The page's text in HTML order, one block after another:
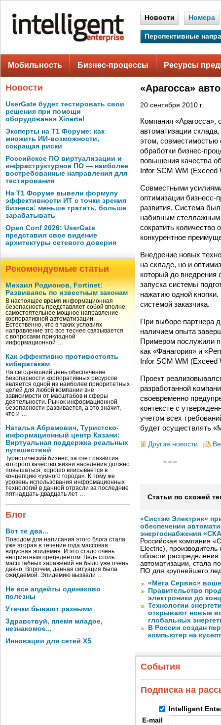
Новости Номера
Перспективные
Мобильность Бизнес-процессы Ресурсы
Новости
UserGate будет тестировать свои
решения при помощи
оборудования Xinertel
Эксперты на Т1 Форуме: как
множить ИИ-возможности,
сокращая риски
Российское ПО виртуализации и
инфраструктурное ПО — наиболее
востребованные направления для
тестирования
На Т1 Форуме вывели формулу
эффективности ИТ с точки зрения
бизнеса: меньше тратить, больше
зарабатывать
Open Conf 2026: UserGate
представил свое видение
архитектуры сетевого доверия
Рекомендуемые статьи
Михаил Родионов, Fortinet:
Развиваясь по известным законам
В настоящее время информационная
безопасность представляет собой вполне
самостоятельное мощное направление
корпоративной автоматизации.
Естественно, что в таких условиях
направление это все теснее связывается
с вопросами прикладной
информационной …
Как эффективно противостоять
кибератакам
На сегодняшний день обеспечение
безопасности корпоративных ресурсов
является одной из наиболее приоритетных
целей для любой компании вне
зависимости от масштабов и сферы
деятельности. Рынок информационной
безопасности развивается, а это значит,
что и …
Наталья Абрамович, Туристско-
информационный центр Казани:
Виртуальная поддержка реальных
путешествий
Туристический бизнес, за счет развития
которого качество жизни населения должно
повышаться, хорошо вписывается в
концепцию «умного города». К тому же
уровень использования информационных
технологий в данной отрасли за последние
пятнадцать-двадцать лет …
Блог
Вот те два...
Поводом для написания этого блога стала
уже вторая в течение года массовая
вирусная эпидемия. И это стало очень
неприятным прецедентом. Ведь столь
масштабных заражений не было уже очень
давно. Впрочем, данная ситуация была
ожидаемой. Эпидемию вызвали …
Не все апдейты одинаково
полезны
Утечки бывают разными
Здравствуй, племя младое,
незнакомое...
Инновации для сетей X5
«Арагосса»
20 сентября 2010 г.
Компания «Арагосса»,
автоматизации
этом, совместимостью
обработки бизнес-
повышения качества
Infor SCM WM (Exceed
Совместными
оптимизации бизнесс-
развития. Система
набивным стеллажным
сократить количество
конкурентное
Внедрение новых
на складе, но и
который до внедрения
запуска системы
нажатию одной
системой заказчика.
При выборе партнера
наличием опыта
Примером послужили
как «Фанагория» и
Infor SCM WM (Exceed
Проект
разработанной
своевременно
контексте с
учетом всех
будет осуществлять
Другие новости
Статьи по схожей
«Систэм Электрик»
обеспечении
энергоснабжения
Российская компания
Electric),
области распределения
автоматизации, стала
ПО для крупнейшего
«Мега Сервис»
Правительство
электроники до
Технологии
открывают новые
глобальных
В России создан
компьютер на
События
Подписка на
Intelligent
E-mail